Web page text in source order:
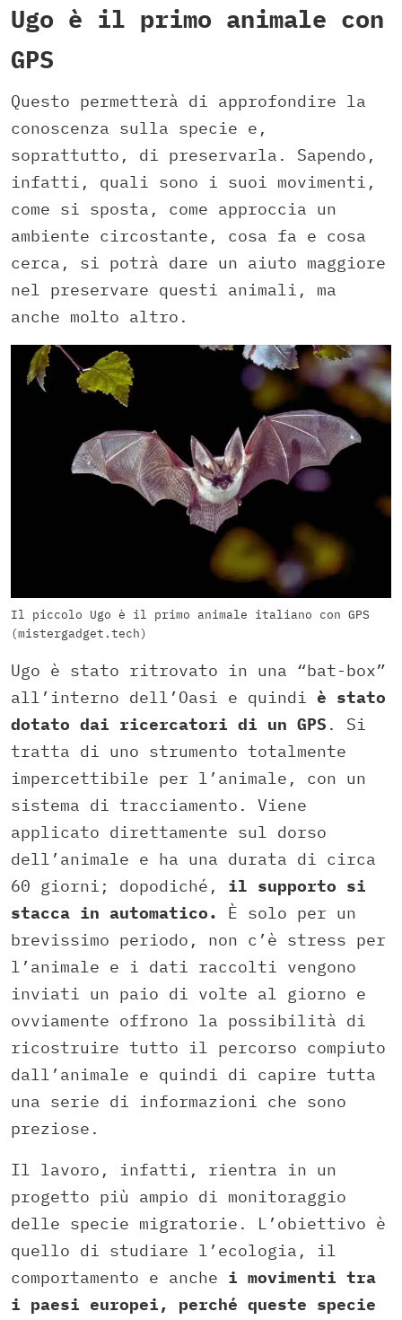
Ugo è il primo animale con
GPS
Questo permetterà di approfondire la
conoscenza sulla specie e,
soprattutto, di preservarla. Sapendo,
infatti, quali sono i suoi movimenti,
come si sposta, come approccia un
ambiente circostante, cosa fa e cosa
cerca, si potrà dare un aiuto maggiore
nel preservare questi animali, ma
anche molto altro.
Il piccolo Ugo è il primo animale italiano con GPS
(mistergadget.tech)
Ugo è stato ritrovato in una “bat-box”
all’interno dell’Oasi e quindi è stato
dotato dai ricercatori di un GPS . Si
tratta di uno strumento totalmente
impercettibile per l’animale, con un
sistema di tracciamento. Viene
applicato direttamente sul dorso
dell’animale e ha una durata di circa
60 giorni; dopodiché,
il supporto si
stacca in automatico.
È solo per un
brevissimo periodo, non c’è stress per
l’animale e i dati raccolti vengono
inviati un paio di volte al giorno e
ovviamente offrono la possibilità di
ricostruire tutto il percorso compiuto
dall’animale e quindi di capire tutta
una serie di informazioni che sono
preziose.
Il lavoro, infatti, rientra in un
progetto più ampio di monitoraggio
delle specie migratorie. L’obiettivo è
quello di studiare l’ecologia, il
comportamento e anche i movimenti tra
i paesi europei, perché queste specie